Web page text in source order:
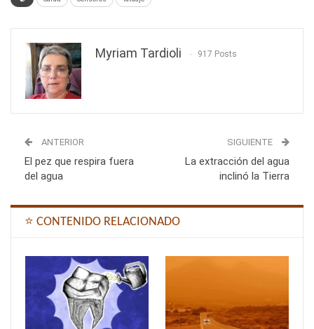
Myriam Tardioli 917 Posts
ANTERIOR
El pez que respira fuera
del agua
SIGUIENTE
La extracción del agua
inclinó la Tierra
⭐ CONTENIDO RELACIONADO